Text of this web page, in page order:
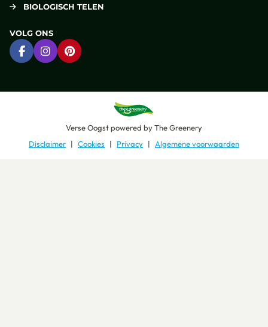
BIOLOGISCH TELEN
VOLG ONS
Ga naar Facebook
Ga naar Instagram
Ga naar Pinterest
Verse Oogstpowered byThe Greenery
Disclaimer
Cookies Privacy Algemene voorwaarden